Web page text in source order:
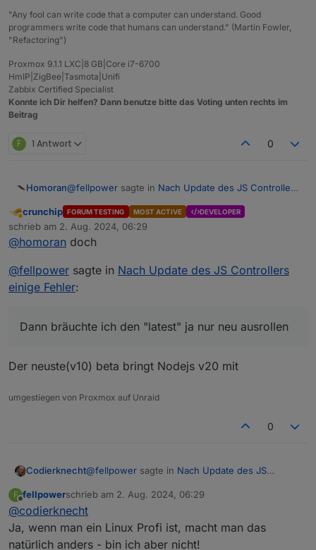
"Any fool can write code that a computer can understand. Good
programmers write code that humans can understand." (Martin Fowler,
"Refactoring")
Proxmox 9.1.1 LXC|8 GB|Core i7-6700
HmIP|ZigBee|Tasmota|Unifi
Zabbix Certified Specialist
Konnte ich Dir helfen? Dann benutze bitte das Voting unten rechts im
Beitrag
F 1 Antwort 0
Homoran@fellpower sagte in Nach Update des JS Controllers
Mein Iobroker läuft auf einem Proxmox Server
imDocker
einige Fehler :
funktionieren meines Wissens bei Docker so nicht
Abwesend
crunchip FORUM TESTING MOST ACTIVE DEVELOPER
schrieb am 2. Aug. 2024, 06:29
zuletzt editiert von
@homoran doch
@fellpower sagte in Nach Update des JS Controllers
einige Fehler:
Dann bräuchte ich den "latest" ja nur neu ausrollen
Der neuste(v10) beta bringt Nodejs v20 mit
umgestiegen von Proxmox auf Unraid
0
Codierknecht@fellpower sagte in Nach Update des JS
neues Docker Image gibt?
Richtig!
Was man im Container am OS bastelt, ist weg
F
Offline
fellpowerschrieb am 2. Aug. 2024, 06:29
zuletzt editiert von
@codierknecht
Ja, wenn man ein Linux Profi ist, macht man das
natürlich anders - bin ich aber nicht!